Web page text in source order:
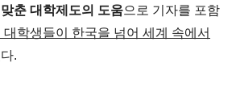
춘 대학제도의 도움으로 기자를 포함
학생들이 한국을 넘어 세계 속에서
.